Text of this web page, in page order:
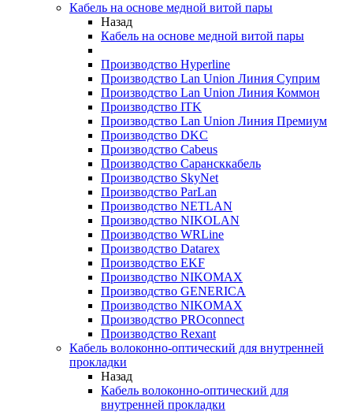
Кабель на основе медной витой пары
Назад
Кабель на основе медной витой пары
Производство Hyperline
Производство Lan Union Линия Суприм
Производство Lan Union Линия Коммон
Производство ITK
Производство Lan Union Линия Премиум
Производство DKC
Производство Cabeus
Производство Сарансккабель
Производство SkyNet
Производство ParLan
Производство NETLAN
Производство NIKOLAN
Производство WRLine
Производство Datarex
Производство EKF
Производство NIKOMAX
Производство GENERICA
Производство NIKOMAX
Производство PROconnect
Производство Rexant
Кабель волоконно-оптический для внутренней
прокладки
Назад
Кабель волоконно-оптический для
внутренней прокладки